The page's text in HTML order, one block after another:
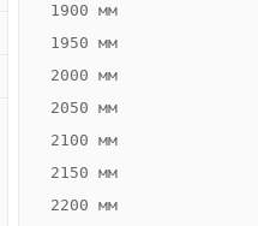
1900 мм
1950 мм
2000 мм
2050 мм
2100 мм
2150 мм
2200 мм